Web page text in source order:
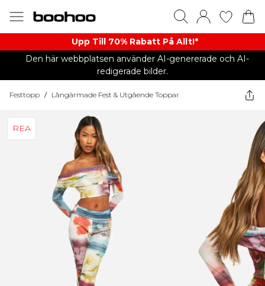
Upp Till 70% Rabatt På Allt!*
Den här webbplatsen använder AI-genererade och AI-
redigerade bilder.
Festtopp / Långärmade Fest & Utgående Toppar
REA